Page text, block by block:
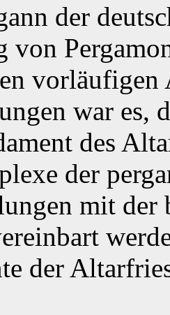
der
von
vorläufigen
war es,
des
der
mit
der